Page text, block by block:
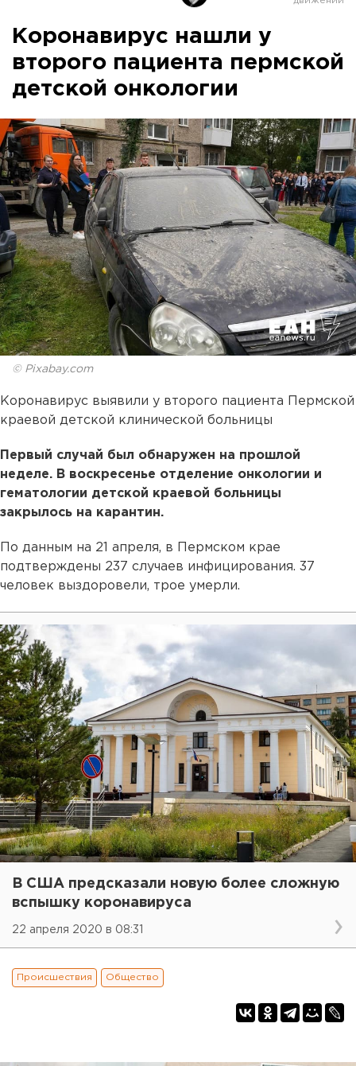
Коронавирус нашли у
второго пациента пермской
детской онкологии
© Pixabay.com
Коронавирус выявили у второго пациента Пермской
краевой детской клинической больницы
Первый случай был обнаружен на прошлой
неделе. В воскресенье отделение онкологии и
гематологии детской краевой больницы
закрылось на карантин.
По данным на 21 апреля, в Пермском крае
подтверждены 237 случаев инфицирования. 37
человек выздоровели, трое умерли.
В США предсказали новую более сложную
вспышку коронавируса
22 апреля 2020 в 08:31
Происшествия Общество